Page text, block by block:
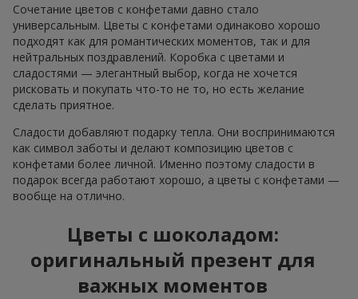
Сочетание цветов с конфетами давно стало
универсальным. Цветы с конфетами одинаково хорошо
подходят как для романтических моментов, так и для
нейтральных поздравлений. Коробка с цветами и
сладостями — элегантный выбор, когда не хочется
рисковать и покупать что-то не то, но есть желание
сделать приятное.
Сладости добавляют подарку тепла. Они воспринимаются
как символ заботы и делают композицию цветов с
конфетами более личной. Именно поэтому сладости в
подарок всегда работают хорошо, а цветы с конфетами —
вообще на отлично.
Цветы с шоколадом:
оригинальный презент для
важных моментов